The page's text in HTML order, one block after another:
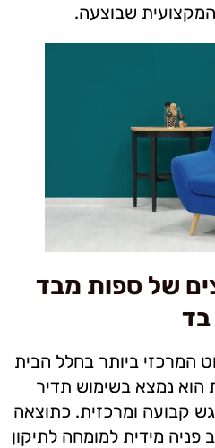
שבוצעה.
של ספות מבד
בד
המרכזי ביותר בחלל הבית
הוא נמצא בשימוש תדיר
קבועה ומרכזית. כתוצאה
פניה מידית למומחה לתיקון